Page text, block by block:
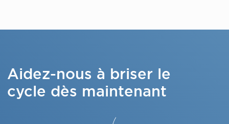
Aidez-nous à briser le
cycle dès maintenant